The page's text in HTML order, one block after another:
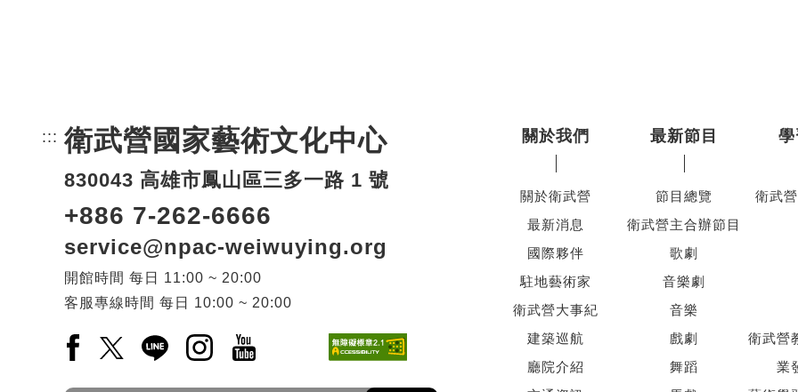
::: 頁尾網站資訊。
衛武營國家藝術文化中心
830043 高雄市鳳山區三多一路 1 號
+886 7-262-6666
service@npac-weiwuying.org
開館時間 每日
11:00 ~ 20:00
客服專線時間 每日 10:00 ~ 20:00
Facebook(另開新視窗)
X(另開新視窗)
LINE(另開新視窗)
Instagram(另開新視窗)
YouTube(另開新視窗)
關於我們
關於衛武營
最新消息
國際夥伴
駐地藝術家
衛武營大事紀
建築巡航
廳院介紹
最新節目
節目總覽
衛武營主合辦節目
歌劇
音樂劇
音樂
戲劇
舞蹈
衛武
衛武營
業